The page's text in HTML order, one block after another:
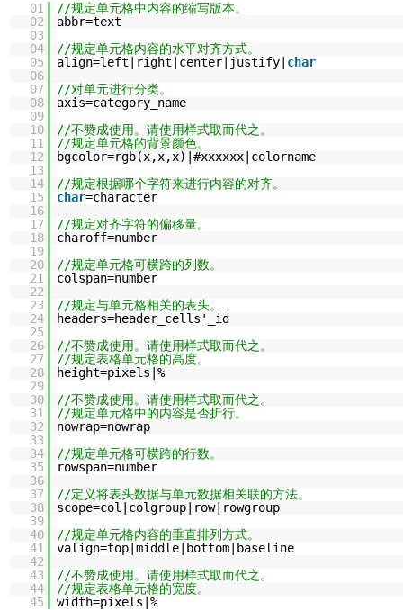
01
//规定单元格中内容的缩写版本。
02
abbr=text
03
04
//规定单元格内容的水平对齐方式。
05
align=left|right|center|justify| char
06
07
//对单元进行分类。
08
axis=category_name
09
10
//不赞成使用。请使用样式取而代之。
11
//规定单元格的背景颜色。
12
bgcolor=rgb(x,x,x)|#xxxxxx|colorname
13
14
//规定根据哪个字符来进行内容的对齐。
15
char=character
16
17
//规定对齐字符的偏移量。
18
charoff=number
19
20
//规定单元格可横跨的列数。
21
colspan=number
22
23
//规定与单元格相关的表头。
24
headers=header_cells'_id
25
26
//不赞成使用。请使用样式取而代之。
27
//规定表格单元格的高度。
28
height=pixels|%
29
30
//不赞成使用。请使用样式取而代之。
31
//规定单元格中的内容是否折行。
32
nowrap=nowrap
33
34
//规定单元格可横跨的行数。
35
rowspan=number
36
37
//定义将表头数据与单元数据相关联的方法。
38
scope=col|colgroup|row|rowgroup
39
40
//规定单元格内容的垂直排列方式。
41
valign=top|middle|bottom|baseline
42
43
//不赞成使用。请使用样式取而代之。
44
//规定表格单元格的宽度。
45
width=pixels|%